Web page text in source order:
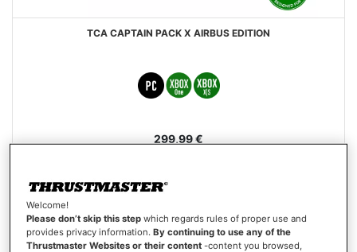
TCA CAPTAIN PACK X AIRBUS EDITION
299,99 €
DE
DESEJOS
VISTA
Welcome!
Please don’t skip this step which regards rules of proper use and
provides privacy information.By continuing to use any of the
Thrustmaster Websites or their content -content you browsed,